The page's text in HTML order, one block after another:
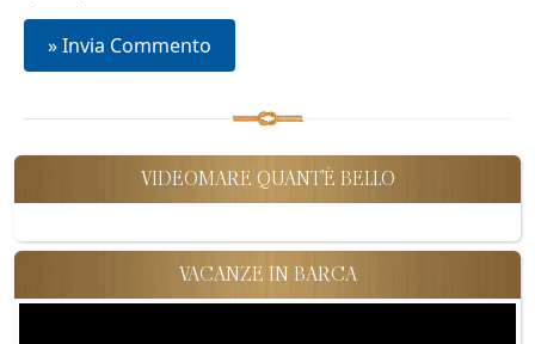
VIDEOMARE QUANT'È BELLO
VACANZE IN BARCA